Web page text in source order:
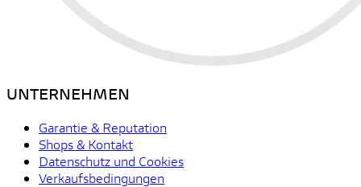
UNTERNEHMEN
Garantie & Reputation
Shops & Kontakt
Datenschutz und Cookies
Verkaufsbedingungen